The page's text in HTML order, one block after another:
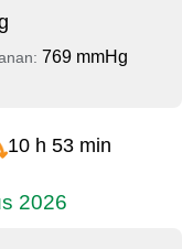
769 mmHg
10 h 53 min
2026